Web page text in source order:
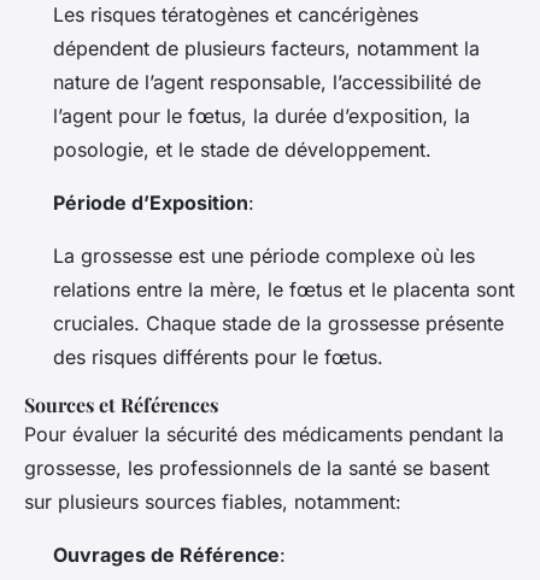
Les risques tératogènes et cancérigènes
dépendent de plusieurs facteurs, notamment la
nature de l’agent responsable, l’accessibilité de
l’agent pour le fœtus, la durée d’exposition, la
posologie, et le stade de développement.
Période d’Exposition:
La grossesse est une période complexe où les
relations entre la mère, le fœtus et le placenta sont
cruciales. Chaque stade de la grossesse présente
des risques différents pour le fœtus.
Sources et Références
Pour évaluer la sécurité des médicaments pendant la
grossesse, les professionnels de la santé se basent
sur plusieurs sources fiables, notamment:
Ouvrages de Référence: